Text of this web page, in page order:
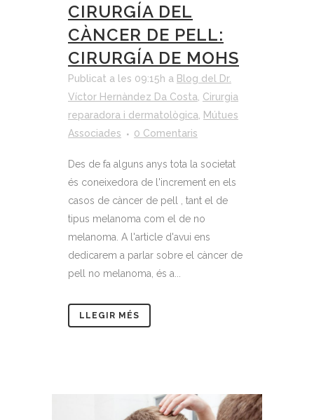
CIRURGÍA DEL
CÀNCER DE PELL:
CIRURGÍA DE MOHS
Publicat a les 09:15h a Blog del Dr.
Víctor Hernàndez Da Costa Cirurgia
reparadora i dermatològica
Mútues
Associades
0 Comentaris
Des de fa alguns anys tota la societat
és coneixedora de l'increment en els
casos de càncer de pell , tant el de
tipus melanoma com el de no
melanoma. A l'article d'avui ens
dedicarem a parlar sobre el càncer de
pell no melanoma, és a...
LLEGIR MÉS